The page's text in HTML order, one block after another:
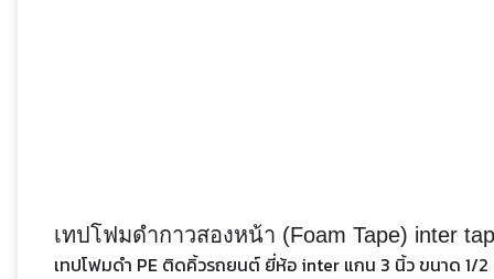
เทปโฟมดำกาวสองหน้า (Foam Tape) inter
เทปโฟมดำ PE ติดคิ้วรถยนต์ ยี่ห้อ inter แกน 3 นิ้ว ขนาด 1/2